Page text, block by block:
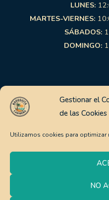
Gestionar el
de las Cookies
Utilizamos cookies para optimizar
NO
LUNES:
MARTES-VIERNES:
SÁBADOS:
DOMINGO:
Links
Política